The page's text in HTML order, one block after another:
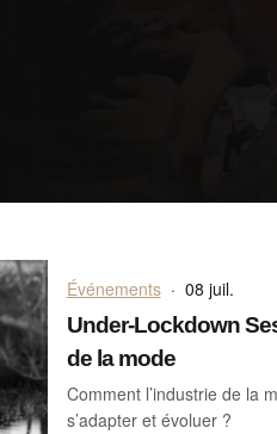
Événements · 08 juil.
Under-Lockdown
de la mode
Comment l’industrie de la
s’adapter et évoluer ?